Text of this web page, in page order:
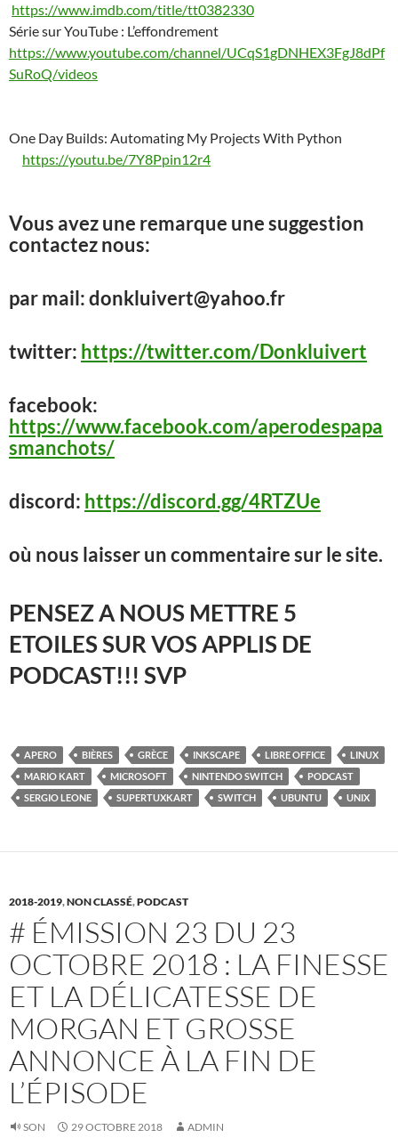
https://www.imdb.com/title/tt0382330
Série sur YouTube : L’effondrement
https://www.youtube.com/channel/UCqS1gDNHEX3FgJ8dPf
SuRoQ/videos
One Day Builds: Automating My Projects With Python
https://youtu.be/7Y8Ppin12r4
Vous avez une remarque une suggestion
contactez nous:
par mail: donkluivert@yahoo.fr
twitter: https://twitter.com/Donkluivert
facebook:
https://www.facebook.com/aperodespapa
smanchots/
discord: https://discord.gg/4RTZUe
où nous laisser un commentaire sur le site.
PENSEZ A NOUS METTRE 5
ETOILES SUR VOS APPLIS DE
PODCAST!!! SVP
APERO BIÈRES GRÈCE INKSCAPE LIBRE OFFICE
LINUX
MARIO KART
MICROSOFT NINTENDO SWITCH
PODCAST
SERGIO LEONE
SUPERTUXKART SWITCH UBUNTU UNIX
2018-2019,NON CLASSÉ,PODCAST
# ÉMISSION 23 DU 23
OCTOBRE 2018 : LA FINESSE
ET LA DÉLICATESSE DE
MORGAN ET GROSSE
ANNONCE À LA FIN DE
L’ÉPISODE
SON 29 OCTOBRE 2018 ADMIN